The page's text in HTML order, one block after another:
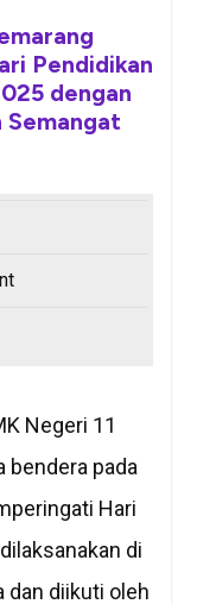
Pendidikan
dengan
Semangat
Negeri 11
bendera pada
Hari
di
dan diikuti oleh